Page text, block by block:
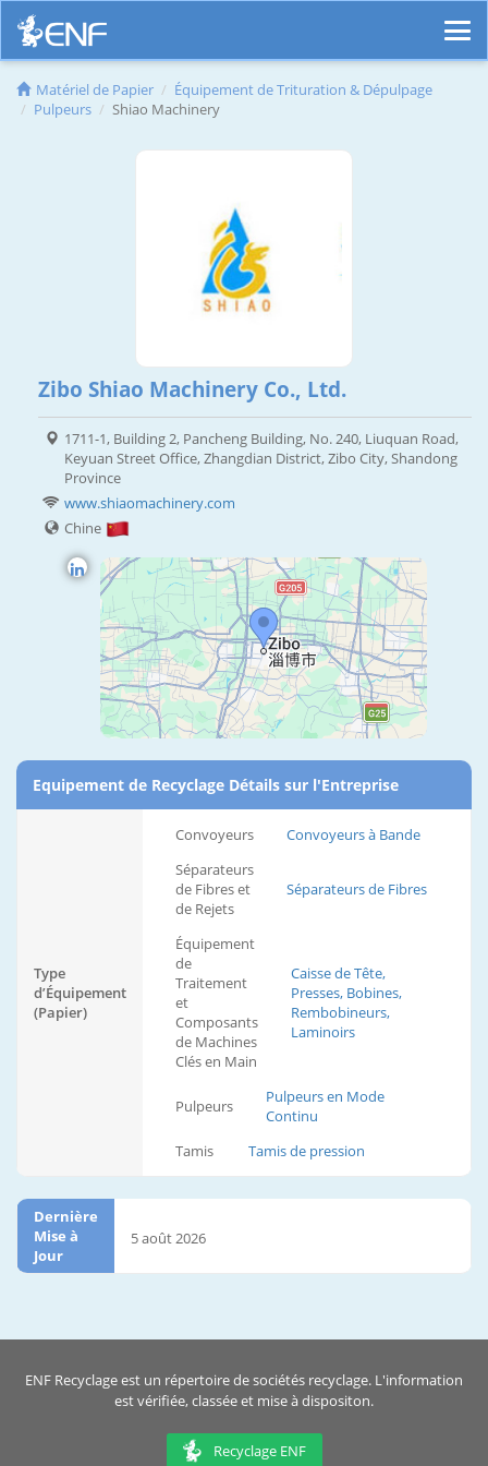
Matériel de Papier
Équipement de Trituration & Dépulpage
Pulpeurs
Shiao Machinery
Zibo Shiao Machinery Co., Ltd.
1711-1, Building 2, Pancheng Building, No. 240, Liuquan Road,
Keyuan Street Office, Zhangdian District, Zibo City, Shandong
Province
www.shiaomachinery.com
Chine
Equipement de Recyclage Détails sur l'Entreprise
Type
d’Équipement
(Papier)
Convoyeurs
Convoyeurs à Bande
Séparateurs
de Fibres et
de Rejets
Séparateurs de Fibres
Équipement
de
Traitement
et
Composants
de Machines
Clés en Main
Caisse de Tête,
Presses, Bobines,
Rembobineurs,
Laminoirs
Pulpeurs
Pulpeurs en Mode
Continu
Tamis
Tamis de pression
Dernière
Mise à
Jour
5 août 2026
ENF Recyclage est un répertoire de sociétés recyclage. L'information
est vérifiée, classée et mise à dispositon.
Recyclage ENF